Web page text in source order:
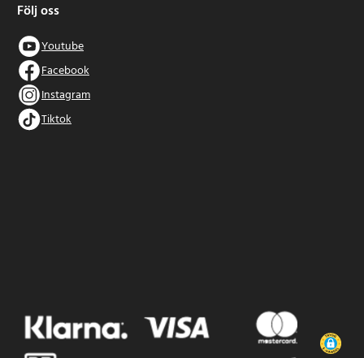
Följ oss
Youtube
Facebook
Instagram
Tiktok